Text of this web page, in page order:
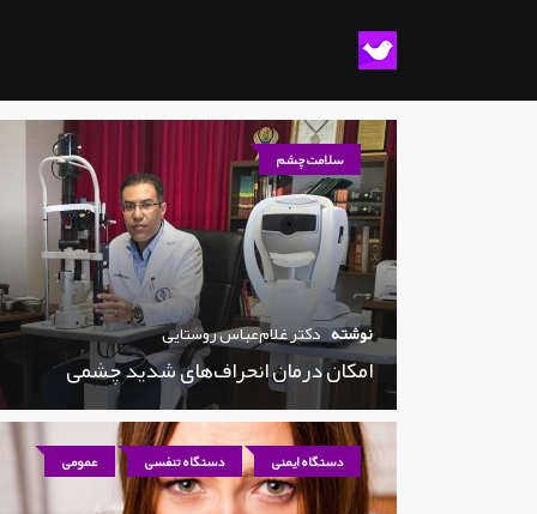
سلامت چشم
نوشته دکتر غلام‌عباس روستایی
امکان درمان انحراف‌های شدید چشمی
دستگاه ایمنی دستگاه تنفسی عمومی